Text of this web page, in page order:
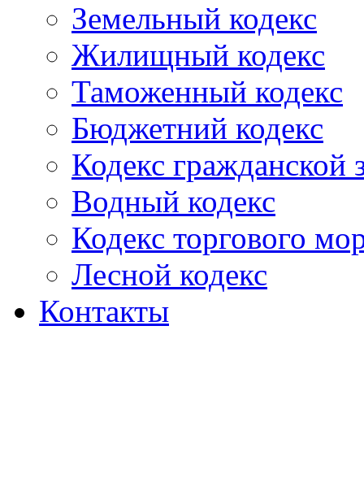
Земельный кодекс
Жилищный кодекс
Таможенный кодекс
Бюджетний кодекс
Кодекс гражданской
Водный кодекс
Кодекс торгового
Лесной кодекс
Контакты